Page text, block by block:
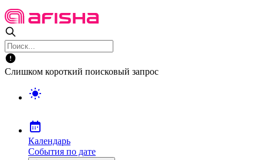
Слишком короткий поисковый запрос
Календарь
События по дате